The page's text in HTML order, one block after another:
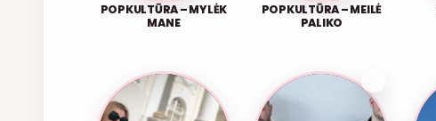
POPKULTŪRA – MYLĖK
MANE
POPKULTŪRA – MEILĖ
PALIKO